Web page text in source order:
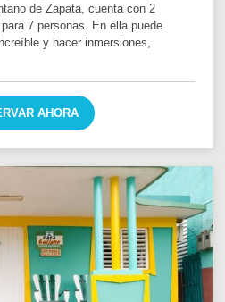
de Zapata, cuenta con 2
7 personas. En ella puede
y hacer inmersiones,
AHORA